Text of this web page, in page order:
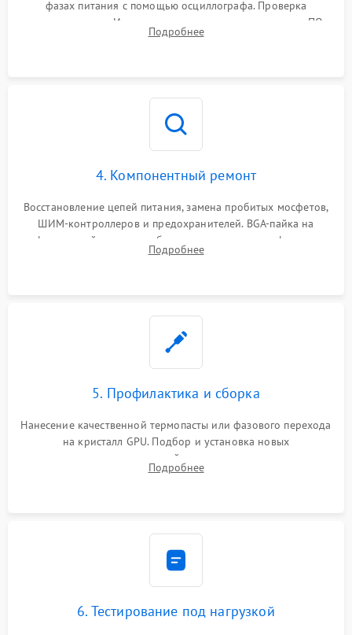
фазах питания с помощью осциллографа. Проверка
инициализации. Использование специализированного ПО
MATS
Подробнее
4. Компонентный ремонт
Восстановление цепей питания, замена пробитых мосфетов,
ШИМ-контроллеров и предохранителей. BGA-пайка на
инфракрасной станции реболлинг или замена графического
чипа и дефектной памяти GDDR. Прошивка BIOS
Подробнее
5. Профилактика и сборка
Нанесение качественной термопасты или фазового перехода
на кристалл GPU. Подбор и установка новых
термопрокладок правильной толщины на память и цепи
питания. Монтаж радиатора и бэкплейта, подключение и
Подробнее
6. Тестирование под нагрузкой